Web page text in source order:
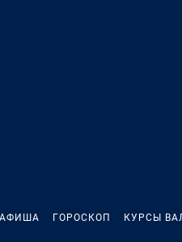
АФИША ГОРОСКОП КУРСЫ